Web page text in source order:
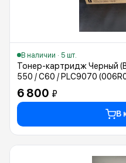
В наличии · 5 шт.
Тонер-картридж Черный
550 / C60 / PLC9070
6 800 ₽
В